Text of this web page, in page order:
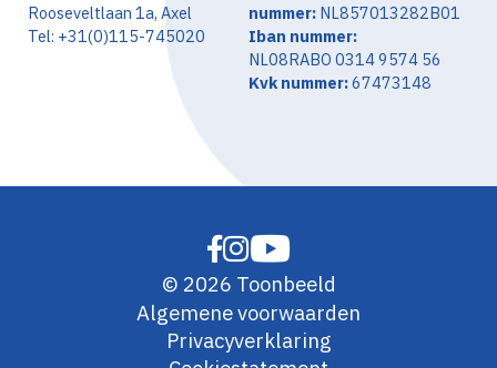
Rooseveltlaan 1a, Axel
Tel: +31(0)115-745020
nummer: NL857013282B01
Iban nummer:
NL08RABO 0314 9574 56
Kvk nummer:67473148
© 2026 Toonbeeld
Algemene voorwaarden
Privacyverklaring